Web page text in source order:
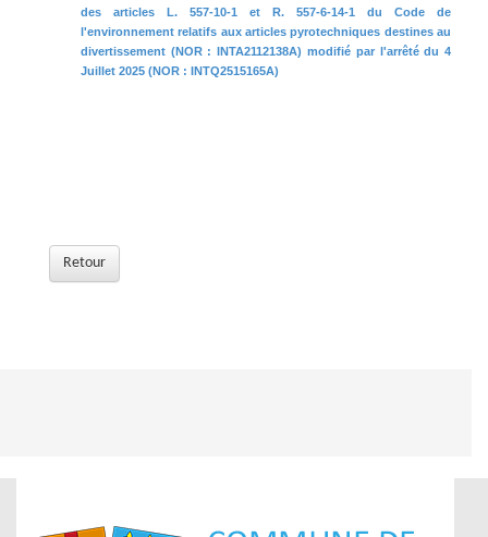
des articles L. 557-10-1 et R. 557-6-14-1 du Code de
l'environnement relatifs aux articles pyrotechniques destines au
divertissement (NOR : INTA2112138A) modifié par l'arrêté du 4
Juillet 2025 (NOR : INTQ2515165A)
Retour